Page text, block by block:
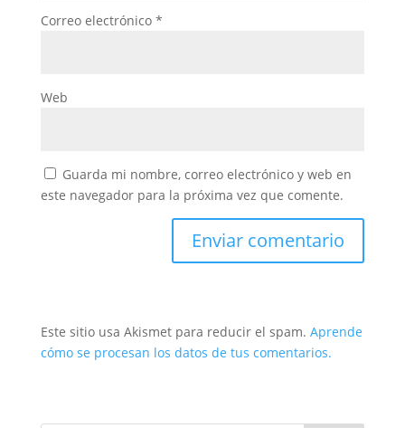
Correo electrónico *
Web
Guarda mi nombre, correo electrónico y web en
este navegador para la próxima vez que comente.
Este sitio usa Akismet para reducir el spam. Aprende
cómo se procesan los datos de tus comentarios.